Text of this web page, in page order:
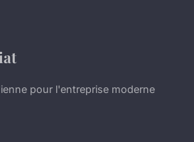
pour l'entreprise moderne